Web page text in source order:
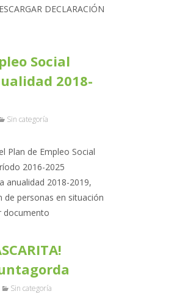
DECLARACIÓN
Social
2018-
Sin categoría
Plan de Empleo Social
2016-2025
anualidad 2018-2019,
de personas en situación
documento
Sin categoría